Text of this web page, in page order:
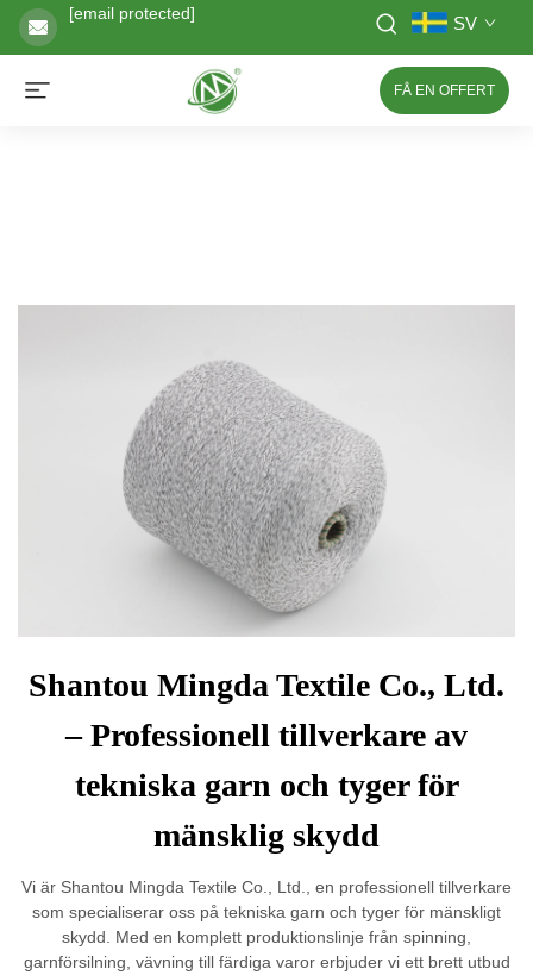
[email protected] SV
FÅ EN OFFERT
Shantou Mingda Textile Co., Ltd.
– Professionell tillverkare av
tekniska garn och tyger för
mänsklig skydd
Vi är Shantou Mingda Textile Co., Ltd., en professionell tillverkare
som specialiserar oss på tekniska garn och tyger för mänskligt
skydd. Med en komplett produktionslinje från spinning,
garnförsilning, vävning till färdiga varor erbjuder vi ett brett utbud